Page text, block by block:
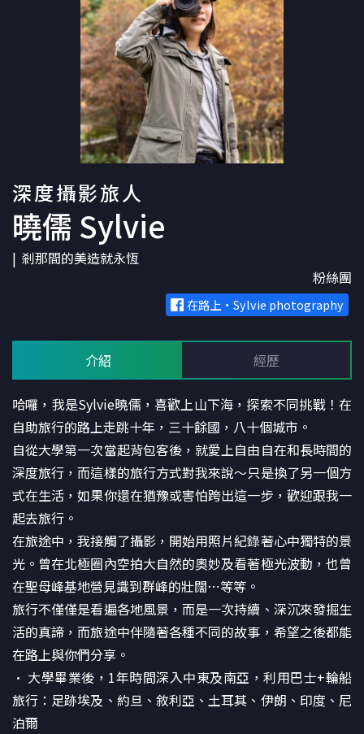
深度攝影旅人
曉儒 Sylvie
剎那間的美造就永恆
粉絲團
在路上·Sylvie photography
介紹 經歷
哈囉，我是Sylvie曉儒，喜歡上山下海，探索不同挑戰！在
自助旅行的路上走跳十年，三十餘國，八十個城市。
自從大學第一次當起背包客後，就愛上自由自在和長時間的
深度旅行，而這樣的旅行方式對我來說～只是換了另一個方
式在生活，如果你還在猶豫或害怕跨出這一步，歡迎跟我一
起去旅行。
在旅途中，我接觸了攝影，開始用照片紀錄著心中獨特的景
光。曾在北極圈內空拍大自然的奧妙及看著極光波動，也曾
在聖母峰基地營見識到群峰的壯闊⋯等等。
旅行不僅僅是看遍各地風景，而是一次持續、深沉來發掘生
活的真諦，而旅途中伴隨著各種不同的故事，希望之後都能
在路上與你們分享。
• 大學畢業後，1年時間深入中東及南亞，利用巴士+輪船
旅行：足跡埃及、約旦、敘利亞、土耳其、伊朗、印度、尼
泊爾